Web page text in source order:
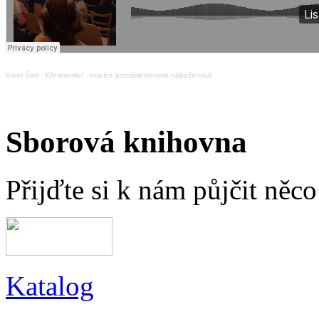
Karel Šimr · Křesťanství - nejvíce pronásledované náboženství
Sborová knihovna
Přijďte si k nám půjčit
Katalog